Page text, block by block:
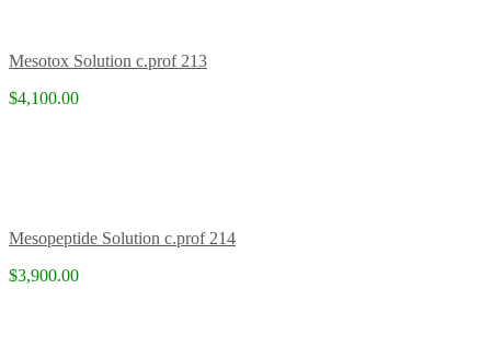
Mesotox Solution c.prof 213
$4,100.00
Mesopeptide Solution c.prof 214
$3,900.00